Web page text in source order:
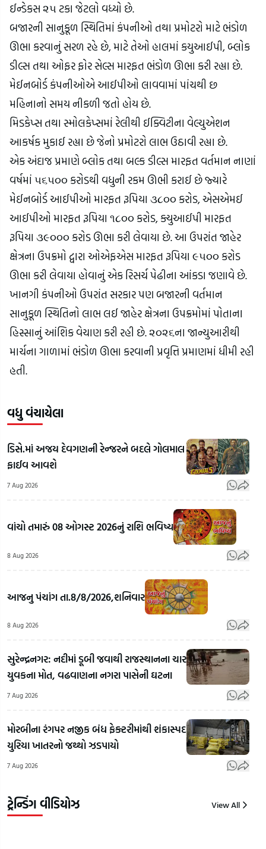
ઈન્ડેકસ ૨૫ ટકા જેટલો વધ્યો છે.
બજારની સાનુકૂળ સ્થિતિમાં કંપનીઓ તથા પ્રમોટરો માટે ભંડોળ
ઊભા કરવાનું સરળ રહે છે, માટે તેઓ હાલમાં કયુઆઈપી, બ્લોક
ડીલ્સ તથા ઓફર ફોર સેલ્સ મારફત ભંડોળ ઊભા કરી રહ્યા છે.
મેઈનબોર્ડ કંપનીઓએ આઈપીઓ લાવવામાં પાંચથી છ
મહિનાનો સમય નીકળી જતો હોય છે.
મિડકેપ્સ તથા સ્મોલકેપ્સમાં રેલીથી ઈક્વિટીના વેલ્યુએશન
આકર્ષક મુકાઈ રહ્યા છે જેનો પ્રમોટરો લાભ ઉઠાવી રહ્યા છે.
એક અંદાજ પ્રમાણે બ્લોક તથા બલ્ક ડીલ્સ મારફત વર્તમાન નાણાં
વર્ષમાં ૫૬૫૦૦ કરોડથી વધુની રકમ ઊભી કરાઈ છે જ્યારે
મેઈનબોર્ડ આઈપીઓ મારફત રૂપિયા ૩૮૦૦ કરોડ, એસએમઈ
આઈપીઓ મારફત રૂપિયા ૧૮૦૦ કરોડ, ક્યુઆઈપી મારફત
રૂપિયા ૩૯૦૦૦ કરોડ ઊભા કરી લેવાયા છે. આ ઉપરાંત જાહેર
ક્ષેત્રના ઉપક્રમો દ્વારા ઓએફએસ મારફત રૂપિયા ૯૫૦૦ કરોડ
ઊભા કરી લેવાયા હોવાનું એક રિસર્ચ પેઢીના આંકડા જણાવે છે.
ખાનગી કંપનીઓ ઉપરાંત સરકાર પણ બજારની વર્તમાન
સાનુકૂળ સ્થિતિનો લાભ લઈ જાહેર ક્ષેત્રના ઉપક્રમોમાં પોતાના
હિસ્સાનું આંશિક વેચાણ કરી રહી છે. ૨૦૨૬ના જાન્યુઆરીથી
માર્ચના ગાળામાં ભંડોળ ઊભા કરવાની પ્રવૃત્તિ પ્રમાણમાં ધીમી રહી
હતી.
વધુ વંચાયેલા
ડિસે.માં અજય દેવગણની રેન્જરને બદલે ગોલમાલ
ફાઈવ આવશે
7 Aug 2026
વાંચો તમારું 08 ઓગસ્ટ 2026નું રાશિ ભવિષ્ય
8 Aug 2026
આજનુ પંચાંગ તા.8/8/2026,શનિવાર
8 Aug 2026
સુરેન્દ્રનગર: નદીમાં ડૂબી જવાથી રાજસ્થાનના ચાર
યુવકના મોત, વઢવાણના નગરા પાસેની ઘટના
7 Aug 2026
મોરબીના રંગપર નજીક બંધ ફેક્ટરીમાંથી શંકાસ્પદ
યુરિયા ખાતરનો જથ્થો ઝડપાયો
7 Aug 2026
ટ્રેન્ડિંગ વીડિયોઝ View All
વચ્ચે પણ
સફળતાનો
કંડારતી
વેરાવળની
દીકરી,
અભ્યાસ
ટેભે
જીવનનું
ઘડતર
કરવાની
કહાની
8
જતો 23
ટન બ્રાસ
જ ગાયબ!